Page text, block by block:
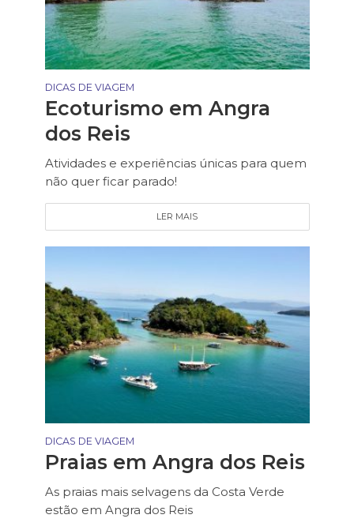
DICAS DE VIAGEM
Ecoturismo em Angra
dos Reis
Atividades e experiências únicas para quem
não quer ficar parado!
LER MAIS
DICAS DE VIAGEM
Praias em Angra dos Reis
As praias mais selvagens da Costa Verde
estão em Angra dos Reis